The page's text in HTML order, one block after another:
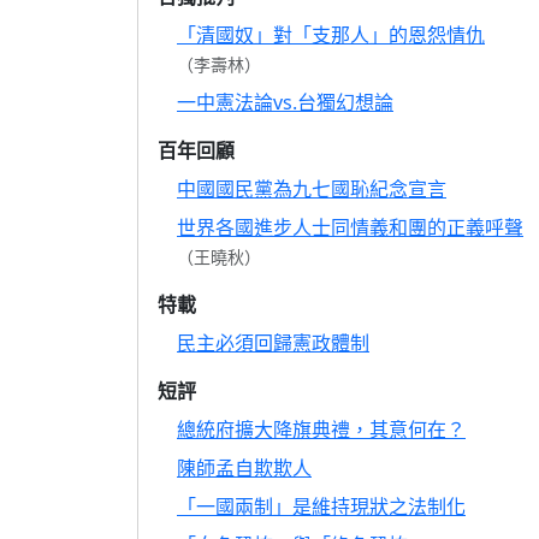
「清國奴」對「支那人」的恩怨情仇
（李壽林）
一中憲法論vs.台獨幻想論
百年回顧
中國國民黨為九七國恥紀念宣言
世界各國進步人士同情義和團的正義呼聲
（王曉秋）
特載
民主必須回歸憲政體制
短評
總統府擴大降旗典禮，其意何在？
陳師孟自欺欺人
「一國兩制」是維持現狀之法制化